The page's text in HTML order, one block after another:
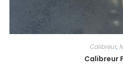
Calibreur,
Calibreur